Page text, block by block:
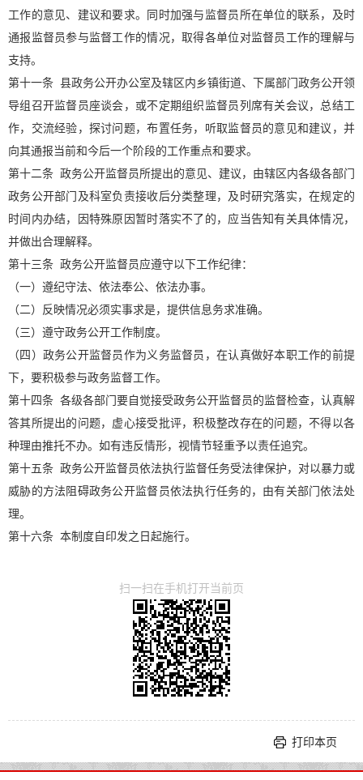
工作的意见、建议和要求。同时加强与监督员所在单位的联系，及时
通报监督员参与监督工作的情况，取得各单位对监督员工作的理解与
支持。
第十一条 县政务公开办公室及辖区内乡镇街道、下属部门政务公开领
导组召开监督员座谈会，或不定期组织监督员列席有关会议，总结工
作，交流经验，探讨问题，布置任务，听取监督员的意见和建议，并
向其通报当前和今后一个阶段的工作重点和要求。
第十二条 政务公开监督员所提出的意见、建议，由辖区内各级各部门
政务公开部门及科室负责接收后分类整理，及时研究落实，在规定的
时间内办结，因特殊原因暂时落实不了的，应当告知有关具体情况，
并做出合理解释。
第十三条 政务公开监督员应遵守以下工作纪律：
（一）遵纪守法、依法奉公、依法办事。
（二）反映情况必须实事求是，提供信息务求准确。
（三）遵守政务公开工作制度。
（四）政务公开监督员作为义务监督员，在认真做好本职工作的前提
下，要积极参与政务监督工作。
第十四条 各级各部门要自觉接受政务公开监督员的监督检查，认真解
答其所提出的问题，虚心接受批评，积极整改存在的问题，不得以各
种理由推托不办。如有违反情形，视情节轻重予以责任追究。
第十五条 政务公开监督员依法执行监督任务受法律保护，对以暴力或
威胁的方法阻碍政务公开监督员依法执行任务的，由有关部门依法处
理。
第十六条 本制度自印发之日起施行。
扫一扫在手机打开当前页
打印本页